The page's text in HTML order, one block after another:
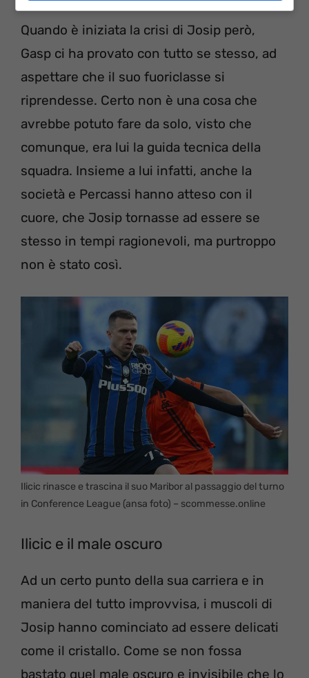
Quando è iniziata la crisi di Josip però,
Gasp ci ha provato con tutto se stesso, ad
aspettare che il suo fuoriclasse si
riprendesse. Certo non è una cosa che
avrebbe potuto fare da solo, visto che
comunque, era lui la guida tecnica della
squadra. Insieme a lui infatti, anche la
società e Percassi hanno atteso con il
cuore, che Josip tornasse ad essere se
stesso in tempi ragionevoli, ma purtroppo
non è stato così.
Ilicic rinasce e trascina il suo Maribor al passaggio del turno
in Conference League (ansa foto) – scommesse.online
Ilicic e il male oscuro
Ad un certo punto della sua carriera e in
maniera del tutto improvvisa, i muscoli di
Josip hanno cominciato ad essere delicati
come il cristallo. Come se non fossa
bastato quel male oscuro e invisibile che lo